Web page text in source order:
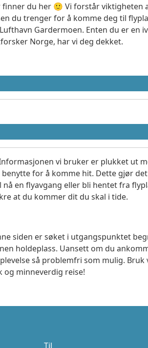
du her 🙂 Vi forstår
du trenger for å komme deg til
Gardermoen. Enten du er en
Norge, har vi deg dekket.
vi bruker er plukket ut
for å komme hit. Dette gjør
en flyavgang eller bli hentet fra
at du kommer dit du skal i tide.
siden er søket i utgangspunktet
holdeplass. Uansett om du
så problemfri som mulig.
og minneverdig reise!
Til